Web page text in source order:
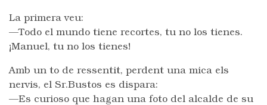
La primera veu:
—Todo el mundo tiene recortes, tu no los tienes.
¡Manuel, tu no los tienes!
Amb un to de ressentit, perdent una mica els
nervis, el Sr.Bustos es dispara:
—Es curioso que hagan una foto del alcalde de su